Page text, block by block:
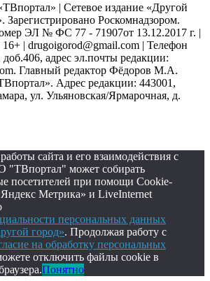
| Сетевое издание «Другой
Зарегистрировано Роскомнадзором.
ЭЛ № ФС 77 - 71907от 13.12.2017 г. |
| drugoigorod@gmail.com | Телефон
адрес эл.почты редакции:
Главный редактор Фёдоров М.А.
Адрес редакции: 443001,
ул. Ульяновская/Ярмарочная, д.
сайта и его взаимодействия с
"ТВпортал" может собирать
посетителей при помощи Cookie-
Метрика» и LiveInternet
персональных данных
город». Продолжая работу с
на обработку персональных
отключить файлы cookie в
Понятно